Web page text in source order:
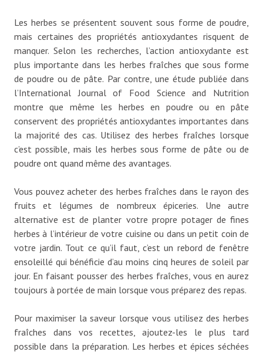
Les herbes se présentent souvent sous forme de poudre,
mais certaines des propriétés antioxydantes risquent de
manquer. Selon les recherches, l’action antioxydante est
plus importante dans les herbes fraîches que sous forme
de poudre ou de pâte. Par contre, une étude publiée dans
l’International Journal of Food Science and Nutrition
montre que même les herbes en poudre ou en pâte
conservent des propriétés antioxydantes importantes dans
la majorité des cas. Utilisez des herbes fraîches lorsque
c’est possible, mais les herbes sous forme de pâte ou de
poudre ont quand même des avantages.
Vous pouvez acheter des herbes fraîches dans le rayon des
fruits et légumes de nombreux épiceries. Une autre
alternative est de planter votre propre potager de fines
herbes à l’intérieur de votre cuisine ou dans un petit coin de
votre jardin. Tout ce qu’il faut, c’est un rebord de fenêtre
ensoleillé qui bénéficie d’au moins cinq heures de soleil par
jour. En faisant pousser des herbes fraîches, vous en aurez
toujours à portée de main lorsque vous préparez des repas.
Pour maximiser la saveur lorsque vous utilisez des herbes
fraîches dans vos recettes, ajoutez-les le plus tard
possible dans la préparation. Les herbes et épices séchées